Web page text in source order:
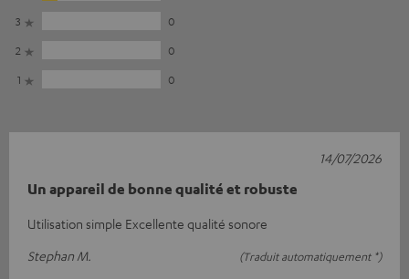
3
0
2
0
1
0
Un appareil de bonne qualité et robuste
Utilisation simple Excellente qualité sonore
Stephan M.
(Traduit automatiquement *)
14/07/2026